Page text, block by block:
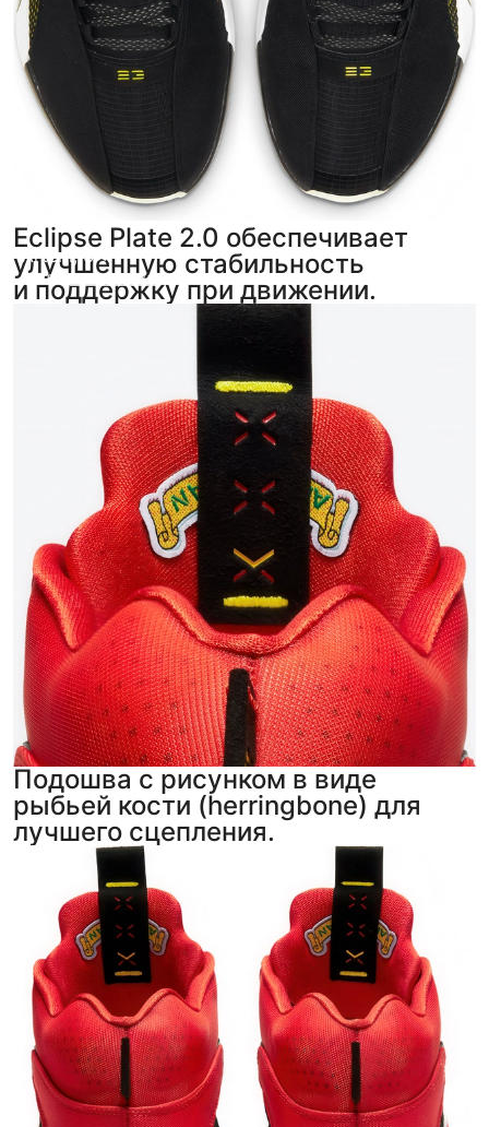
Eclipse Plate 2.0 обеспечивает
улучшенную стабильность
и поддержку при движении.
Artem, 3
фотоиз отзыва
Подошва с рисунком в виде
рыбьей кости (herringbone) для
лучшего сцепления.